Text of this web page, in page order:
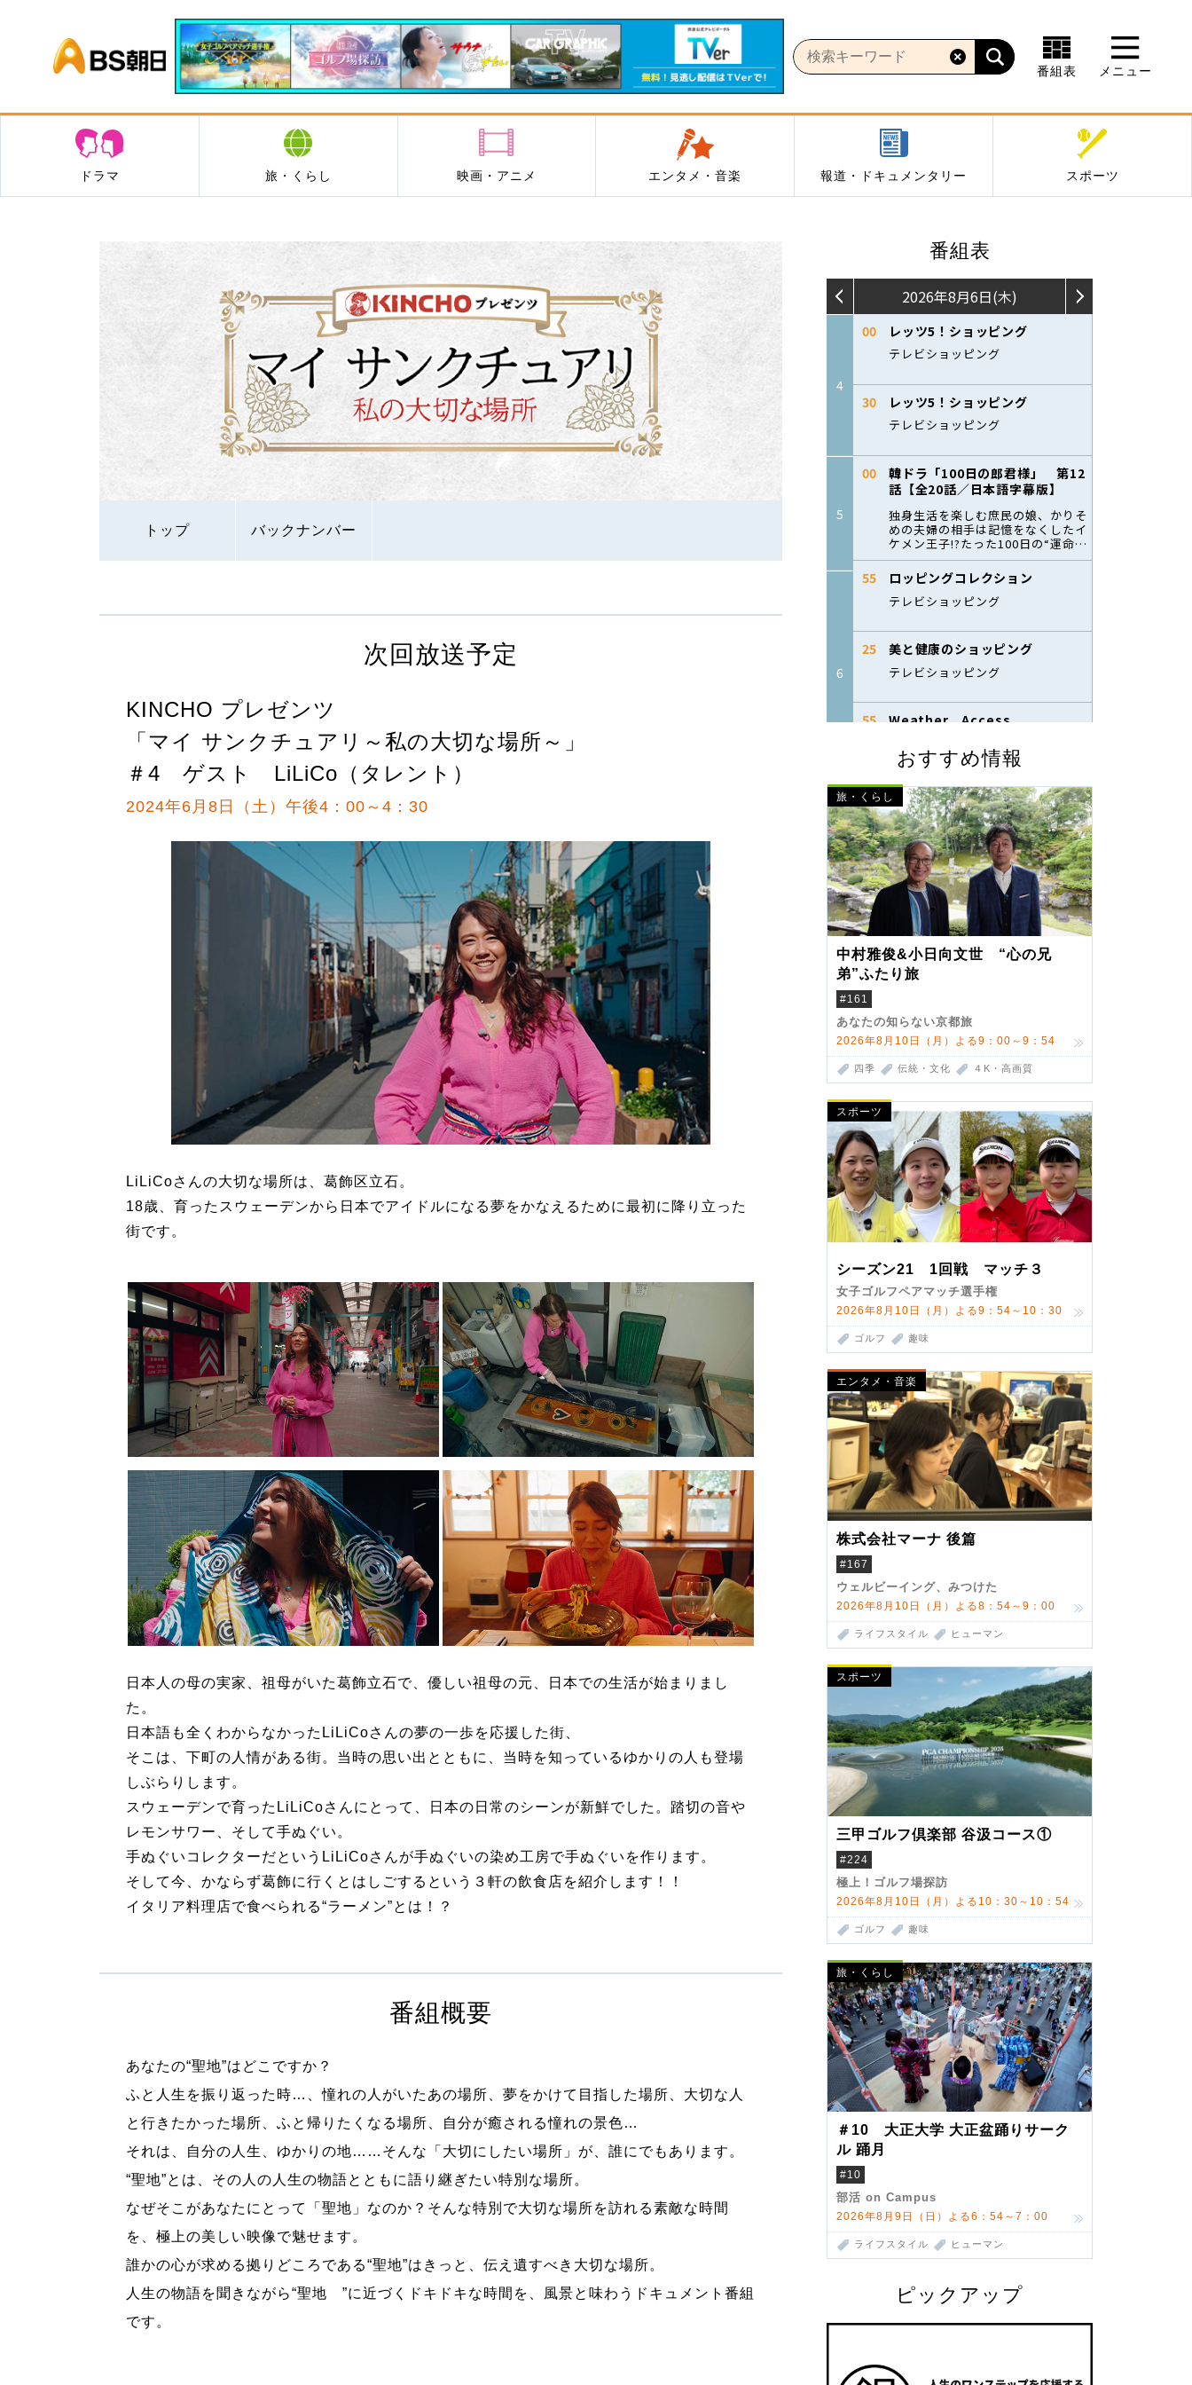
BS朝日
番組表 メニュー
ドラマ 旅・くらし 映画・アニメ エンタメ・音楽 報道・ドキュメンタリー スポーツ
トップ バックナンバー
番組表
おすすめ情報
旅・くらし
中村雅俊&小日向文世 “心の兄
弟”ふたり旅
#161
あなたの知らない京都旅
2026年8月10日（月）よる9：00～9：54
四季 伝統・文化 ４K・高画質
スポーツ
シーズン21 1回戦 マッチ３
女子ゴルフペアマッチ選手権
2026年8月10日（月）よる9：54～10：30
ゴルフ 趣味
エンタメ・音楽
株式会社マーナ 後篇
#167
ウェルビーイング、みつけた
2026年8月10日（月）よる8：54～9：00
ライフスタイル ヒューマン
スポーツ
三甲ゴルフ倶楽部 谷汲コース①
#224
極上！ゴルフ場探訪
2026年8月10日（月）よる10：30～10：54
ゴルフ 趣味
旅・くらし
＃10 大正大学 大正盆踊りサーク
ル 踊月
#10
部活 on Campus
2026年8月9日（日）よる6：54～7：00
ライフスタイル ヒューマン
ピックアップ
次回放送予定
KINCHO プレゼンツ
「マイ サンクチュアリ～私の大切な場所～」
＃4 ゲスト LiLiCo（タレント）
2024年6月8日（土）午後4：00～4：30
LiLiCoさんの大切な場所は、葛飾区立石。
18歳、育ったスウェーデンから日本でアイドルになる夢をかなえるために最初に降り立った
街です。
日本人の母の実家、祖母がいた葛飾立石で、優しい祖母の元、日本での生活が始まりまし
た。
日本語も全くわからなかったLiLiCoさんの夢の一歩を応援した街、
そこは、下町の人情がある街。当時の思い出とともに、当時を知っているゆかりの人も登場
しぶらりします。
スウェーデンで育ったLiLiCoさんにとって、日本の日常のシーンが新鮮でした。踏切の音や
レモンサワー、そして手ぬぐい。
手ぬぐいコレクターだというLiLiCoさんが手ぬぐいの染め工房で手ぬぐいを作ります。
そして今、かならず葛飾に行くとはしごするという３軒の飲食店を紹介します！！
イタリア料理店で食べられる“ラーメン”とは！？
番組概要
あなたの“聖地”はどこですか？
ふと人生を振り返った時…、憧れの人がいたあの場所、夢をかけて目指した場所、大切な人
と行きたかった場所、ふと帰りたくなる場所、自分が癒される憧れの景色…
それは、自分の人生、ゆかりの地……そんな「大切にしたい場所」が、誰にでもあります。
“聖地”とは、その人の人生の物語とともに語り継ぎたい特別な場所。
なぜそこがあなたにとって「聖地」なのか？そんな特別で大切な場所を訪れる素敵な時間
を、極上の美しい映像で魅せます。
誰かの心が求める拠りどころである“聖地”はきっと、伝え遺すべき大切な場所。
人生の物語を聞きながら“聖地 ”に近づくドキドキな時間を、風景と味わうドキュメント番組
です。